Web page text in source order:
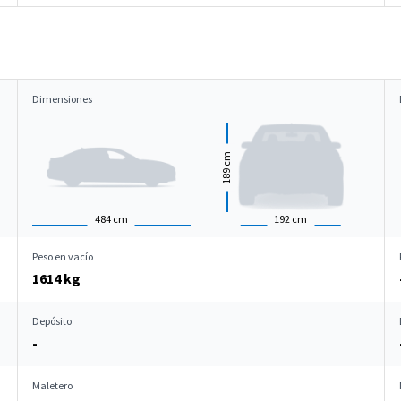
Dimensiones
484 cm 192 cm
189
cm
Peso en vacío
1614 kg
Depósito
-
Maletero